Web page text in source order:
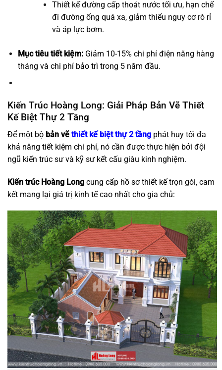
Thiết kế đường cấp thoát nước tối ưu, hạn chế
đi đường ống quá xa, giảm thiểu nguy cơ rò rỉ
và áp lực bơm.
Mục tiêu tiết kiệm:Giảm 10-15% chi phí điện năng hàng
tháng và chi phí bảo trì trong 5năm đầu.
Kiến Trúc Hoàng Long: Giải Pháp Bản Vẽ Thiết
Kế Biệt Thự 2 Tầng
Để một bộ bản vẽ thiết kế biệt thự 2 tầng phát huy tối đa
khả năng tiết kiệm chi phí, nó cần được thực hiện bởi đội
ngũ kiến trúc sư và kỹ sư kết cấu giàu kinh nghiệm.
Kiến trúc Hoàng Long cung cấp hồ sơ thiết kế trọn gói, cam
kết mang lại giá trị kinh tế cao nhất cho gia chủ: